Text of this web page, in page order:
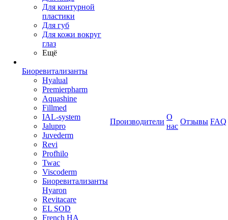
Для контурной
пластики
Для губ
Для кожи вокруг
глаз
Ещё
Биоревитализанты
Hyalual
Premierpharm
Aquashine
Fillmed
IAL-system
Jalupro
Juvederm
Revi
Profhilo
Twac
Viscoderm
Биоревитализанты
Hyaron
Revitacare
EL SOD
French HA
Производители
О
нас
Отзывы FAQ